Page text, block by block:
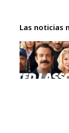
Las noticias